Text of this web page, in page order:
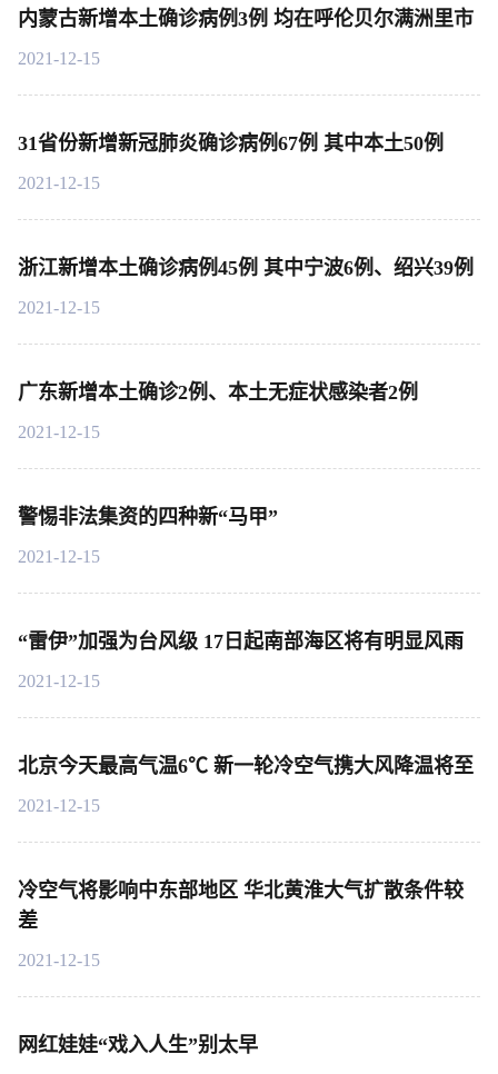
内蒙古新增本土确诊病例3例 均在呼伦贝尔满洲里市
2021-12-15
31省份新增新冠肺炎确诊病例67例 其中本土50例
2021-12-15
浙江新增本土确诊病例45例 其中宁波6例、绍兴39例
2021-12-15
广东新增本土确诊2例、本土无症状感染者2例
2021-12-15
警惕非法集资的四种新“马甲”
2021-12-15
“雷伊”加强为台风级 17日起南部海区将有明显风雨
2021-12-15
北京今天最高气温6℃ 新一轮冷空气携大风降温将至
2021-12-15
冷空气将影响中东部地区 华北黄淮大气扩散条件较
差
2021-12-15
网红娃娃“戏入人生”别太早